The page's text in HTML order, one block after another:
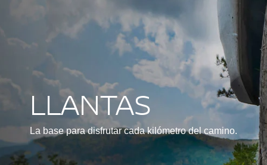
LLANTAS
La base para disfrutar cada kilómetro del camino.